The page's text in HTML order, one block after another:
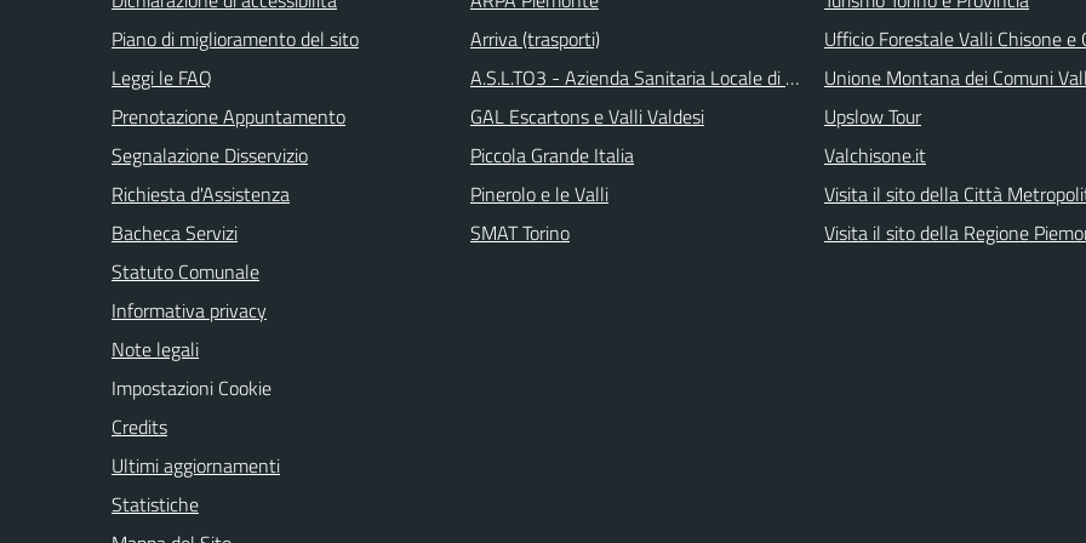
Piano di miglioramento del sito
Leggi le FAQ
Prenotazione Appuntamento
Segnalazione Disservizio
Richiesta d'Assistenza
Bacheca Servizi
Statuto Comunale
Informativa privacy
Note legali
Impostazioni Cookie
Credits
Ultimi aggiornamenti
Statistiche
Arriva (trasporti)
A.S.L.TO3 - Azienda Sanitaria Locale di Collegno e Pinerolo
GAL Escartons e Valli Valdesi
Piccola Grande Italia
Pinerolo e le Valli
SMAT Torino
Ufficio Forestale Valli Chisone e
Unione Montana dei Comuni
Upslow Tour
Valchisone.it
Visita il sito della Città
Visita il sito della Regione